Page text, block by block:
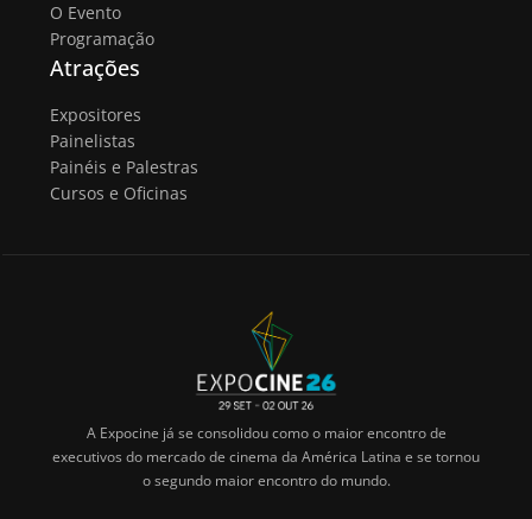
O Evento
Programação
Atrações
Expositores
Painelistas
Painéis e Palestras
Cursos e Oficinas
A Expocine já se consolidou como o maior encontro de
executivos do mercado de cinema da América Latina e se tornou
o segundo maior encontro do mundo.